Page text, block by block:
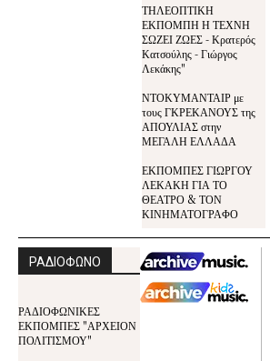
ΤΗΛΕΟΠΤΙΚΗ
ΕΚΠΟΜΠΗ Η ΤΕΧΝΗ
ΣΩΖΕΙ ΖΩΕΣ - Κρατερός
Κατσούλης - Γιώργος
Λεκάκης"
ΝΤΟΚΥΜΑΝΤΑΙΡ με
τους ΓΚΡΕΚΑΝΟΥΣ της
ΑΠΟΥΛΙΑΣ στην
ΜΕΓΑΛΗ ΕΛΛΑΔΑ
ΕΚΠΟΜΠΕΣ ΓΙΩΡΓΟΥ
ΛΕΚΑΚΗ ΓΙΑ ΤΟ
ΘΕΑΤΡΟ & ΤΟΝ
ΚΙΝΗΜΑΤΟΓΡΑΦΟ
ΡΑΔΙΟΦΩΝΟ
ΡΑΔΙΟΦΩΝΙΚΕΣ
ΕΚΠΟΜΠΕΣ "ΑΡΧΕΙΟΝ
ΠΟΛΙΤΙΣΜΟΥ"